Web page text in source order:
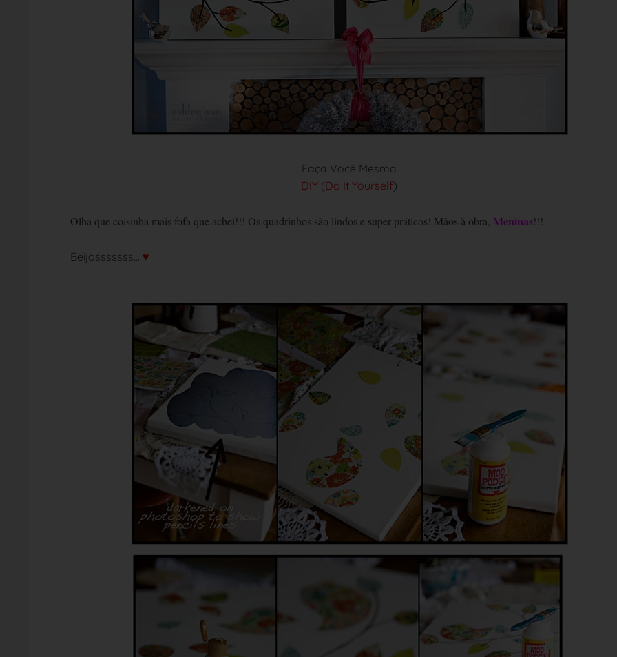
Faça Você Mesma
DIY (Do It Yourself)
Olha que coisinha mais fofa que achei!!! Os quadrinhos são lindos e super práticos! Mãos à obra, Meninas!!!
Beijosssssss... ♥